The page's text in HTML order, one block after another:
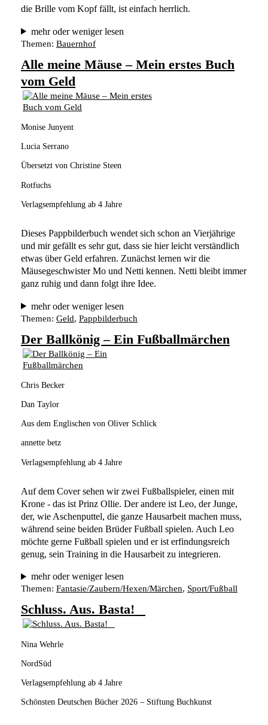
die Brille vom Kopf fällt, ist einfach herrlich.
mehr oder weniger lesen
Themen: Bauernhof
Alle meine Mäuse – Mein erstes Buch
vom Geld
Monise Junyent
Lucia Serrano
Übersetzt von Christine Steen
Rotfuchs
Verlagsempfehlung ab 4 Jahre
Dieses Pappbilderbuch wendet sich schon an Vierjährige
und mir gefällt es sehr gut, dass sie hier leicht verständlich
etwas über Geld erfahren. Zunächst lernen wir die
Mäusegeschwister Mo und Netti kennen. Netti bleibt immer
ganz ruhig und dann folgt ihre Idee.
mehr oder weniger lesen
Themen: Geld, Pappbilderbuch
Der Ballkönig – Ein Fußballmärchen
Chris Becker
Dan Taylor
Aus dem Englischen von Oliver Schlick
annette betz
Verlagsempfehlung ab 4 Jahre
Auf dem Cover sehen wir zwei Fußballspieler, einen mit
Krone - das ist Prinz Ollie. Der andere ist Leo, der Junge,
der, wie Aschenputtel, die ganze Hausarbeit machen muss,
während seine beiden Brüder Fußball spielen. Auch Leo
möchte gerne Fußball spielen und er ist erfindungsreich
genug, sein Training in die Hausarbeit zu integrieren.
mehr oder weniger lesen
Themen: Fantasie/Zaubern/Hexen/Märchen, Sport/Fußball
Schluss. Aus. Basta!
Nina Wehrle
NordSüd
Verlagsempfehlung ab 4 Jahre
Schönsten Deutschen Bücher 2026 – Stiftung Buchkunst